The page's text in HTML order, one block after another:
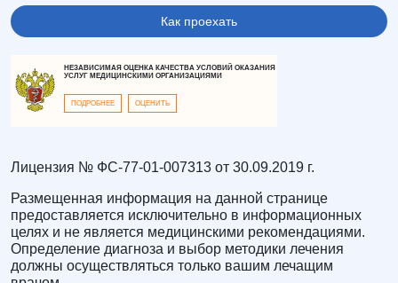
Как проехать
НЕЗАВИСИМАЯ ОЦЕНКА КАЧЕСТВА УСЛОВИЙ ОКАЗАНИЯ
УСЛУГ МЕДИЦИНСКИМИ ОРГАНИЗАЦИЯМИ
ПОДРОБНЕЕ ОЦЕНИТЬ
Лицензия № ФС-77-01-007313 от 30.09.2019 г.
Размещенная информация на данной странице
предоставляется исключительно в информационных
целях и не является медицинскими рекомендациями.
Определение диагноза и выбор методики лечения
должны осуществляться только вашим лечащим